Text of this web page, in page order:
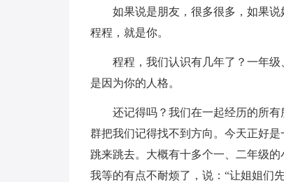
如果说是朋友，很多很多，如果
程程，就是你。
程程，我们认识有几年了？一年
是因为你的人格。
还记得吗？我们在一起经历的所
群把我们记得找不到方向。今天正好
跳来跳去。大概有十多个一、二年级
我等的有点不耐烦了，说：“让姐姐们